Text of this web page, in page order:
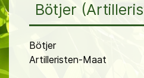
Bötjer
Bötjer
Artilleristen-Maat